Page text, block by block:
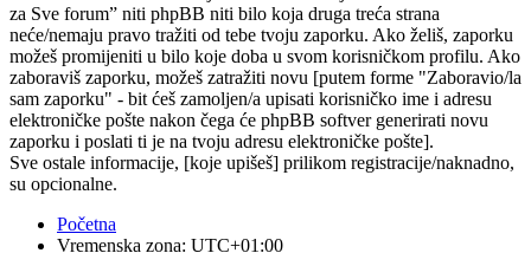
za Sve forum” niti phpBB niti bilo koja druga treća strana
neće/nemaju pravo tražiti od tebe tvoju zaporku. Ako želiš, zaporku
možeš promijeniti u bilo koje doba u svom korisničkom profilu. Ako
zaboraviš zaporku, možeš zatražiti novu [putem forme "Zaboravio/la
sam zaporku" - bit ćeš zamoljen/a upisati korisničko ime i adresu
elektroničke pošte nakon čega će phpBB softver generirati novu
zaporku i poslati ti je na tvoju adresu elektroničke pošte].
Sve ostale informacije, [koje upišeš] prilikom registracije/naknadno,
su opcionalne.
Početna
Vremenska zona: UTC+01:00